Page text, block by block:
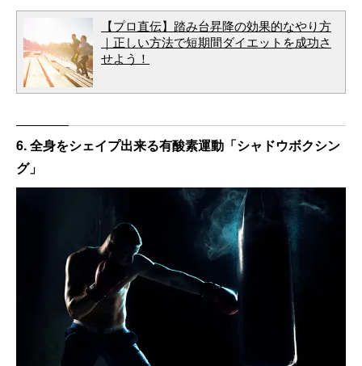
【プロ直伝】踏み台昇降の効果的なやり方
｜正しい方法で短期間ダイエットを成功さ
せよう！
6. 全身をシェイプ出来る有酸素運動「シャドウボクシン
グ」